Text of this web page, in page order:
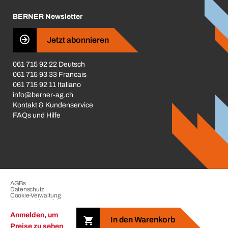
Anmelden, um
Preise zu sehen
In den Warenkorb
Business Conduct
BERNER Newsletter
Jetzt abonnieren
061 715 92 22 Deutsch
061 715 93 33 Francais
061 715 92 11 Italiano
info@berner-ag.ch
Kontakt & Kundenservice
FAQs und Hilfe
AGBs
Datenschutz
Cookie-Verwaltung
Beschwerdeverfahren